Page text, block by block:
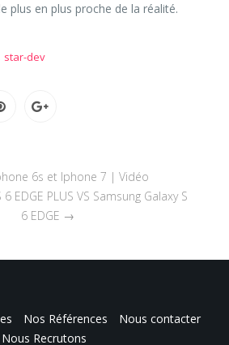
plus en plus proche de la réalité.
star-dev
6s et Iphone 7 | Vidéo
EDGE PLUS VS Samsung Galaxy S
6 EDGE →
Nos Références
Nous contacter
Nous Recrutons